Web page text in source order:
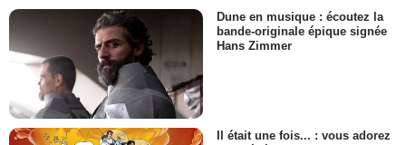
Dune en musique : écoutez la
bande-originale épique signée
Hans Zimmer
Il était une fois... : vous adorez